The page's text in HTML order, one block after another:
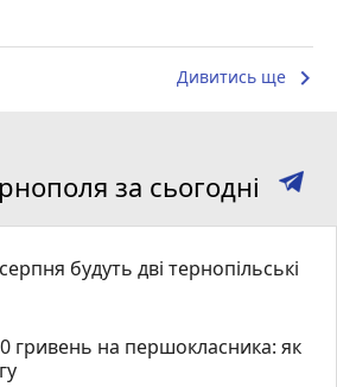
Дивитись ще keyboard_arrow_right
за сьогодні
будуть дві тернопільські
гривень на першокласника: як